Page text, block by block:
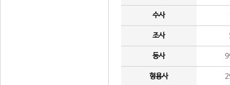
수사
조사
동사
형용사